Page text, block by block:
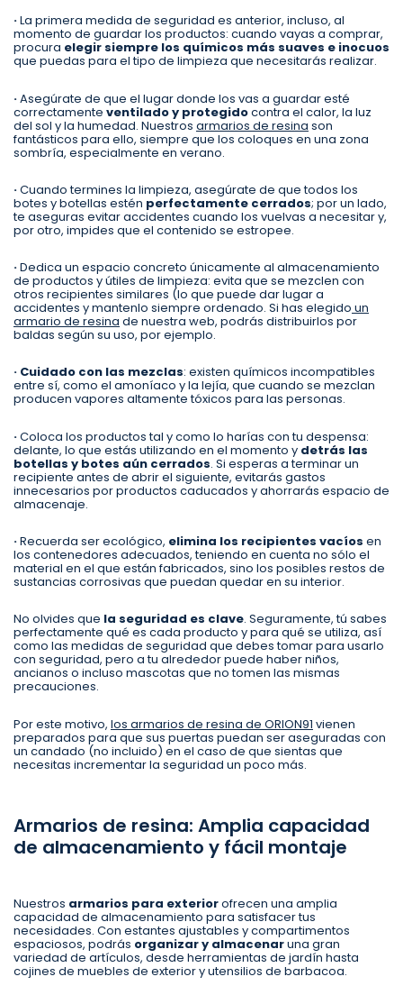
·La primera medida de seguridad es anterior, incluso, al
momento de guardar los productos: cuando vayas a comprar,
procura elegir siempre los químicos más suaves e inocuos
que puedas para el tipo de limpieza que necesitarás realizar.
·Asegúrate de que el lugar donde los vas a guardar esté
correctamente ventilado y protegidocontra el calor, la luz
del sol y la humedad. Nuestros armarios de resina son
fantásticos para ello, siempre que los coloques en una zona
sombría, especialmente en verano.
·Cuando termines la limpieza, asegúrate de que todos los
botes y botellas estén perfectamente cerrados; por un lado,
te aseguras evitar accidentes cuando los vuelvas a necesitar y,
por otro, impides que el contenido se estropee.
·Dedica un espacio concreto únicamente al almacenamiento
de productos y útiles de limpieza: evita que se mezclen con
otros recipientes similares (lo que puede dar lugar a
accidentes y mantenlo siempre ordenado. Si has elegido un
armario de resina de nuestra web, podrás distribuirlos por
baldas según su uso, por ejemplo.
· Cuidado con las mezclas: existen químicos incompatibles
entre sí, como el amoníaco y la lejía, que cuando se mezclan
producen vapores altamente tóxicos para las personas.
·Coloca los productos tal y como lo harías con tu despensa:
delante, lo que estás utilizando en el momento y detrás las
botellas y botes aún cerrados. Si esperas a terminar un
recipiente antes de abrir el siguiente, evitarás gastos
innecesarios por productos caducados y ahorrarás espacio de
almacenaje.
·Recuerda ser ecológico, elimina los recipientes vacíos en
los contenedores adecuados, teniendo en cuenta no sólo el
material en el que están fabricados, sino los posibles restos de
sustancias corrosivas que puedan quedar en su interior.
No olvides que la seguridad es clave. Seguramente, tú sabes
perfectamente qué es cada producto y para qué se utiliza, así
como las medidas de seguridad que debes tomar para usarlo
con seguridad, pero a tu alrededor puede haber niños,
ancianos o incluso mascotas que no tomen las mismas
precauciones.
Por este motivo, los armarios de resina de ORION91 vienen
preparados para que sus puertas puedan ser aseguradas con
un candado (no incluido) en el caso de que sientas que
necesitas incrementar la seguridad un poco más.
Armarios de resina: Amplia capacidad
de almacenamiento y fácil montaje
Nuestros armarios para exteriorofrecen una amplia
capacidad de almacenamiento para satisfacer tus
necesidades. Con estantes ajustables y compartimentos
espaciosos, podrás organizar y almacenaruna gran
variedad de artículos, desde herramientas de jardín hasta
cojines de muebles de exterior y utensilios de barbacoa.